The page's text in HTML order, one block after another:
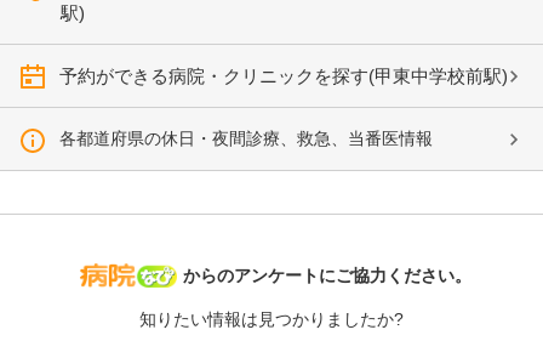
駅)
予約ができる病院・クリニックを探す(甲東中学校前駅)
各都道府県の休日・夜間診療、救急、当番医情報
病院なび
からのアンケートにご協力ください。
知りたい情報は見つかりましたか?